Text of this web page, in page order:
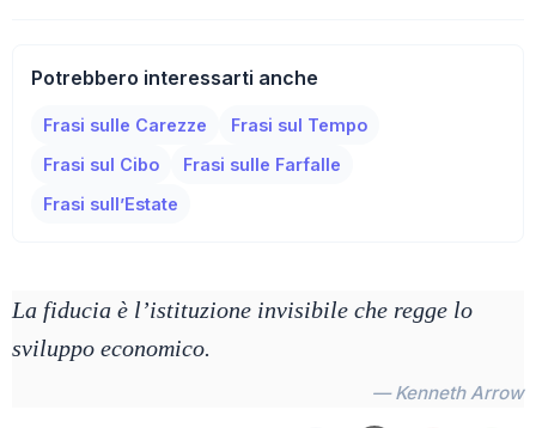
Potrebbero interessarti anche
Frasi sulle Carezze
Frasi sul Tempo
Frasi sul Cibo
Frasi sulle Farfalle
Frasi sull’Estate
La fiducia è l’istituzione invisibile che regge lo
sviluppo economico.
— Kenneth Arrow